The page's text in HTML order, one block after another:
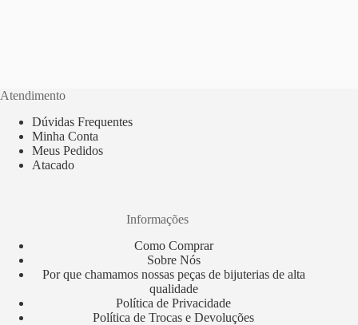
Atendimento
Dúvidas Frequentes
Minha Conta
Meus Pedidos
Atacado
Informações
Como Comprar
Sobre Nós
Por que chamamos nossas peças de bijuterias de alta
qualidade
Política de Privacidade
Política de Trocas e Devoluções